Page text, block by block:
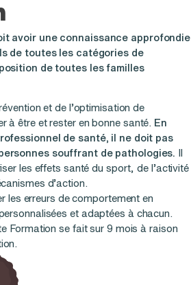
avoir une connaissance approfondie
de toutes les catégories de
de toutes les familles
et de l’optimisation de
à être et rester en bonne santé. En
de santé, il ne doit pas
souffrant de pathologies.
les effets santé du sport, de l’activité
d’action.
les erreurs de comportement en
et adaptées à chacun.
Formation se fait sur 9 mois à raison